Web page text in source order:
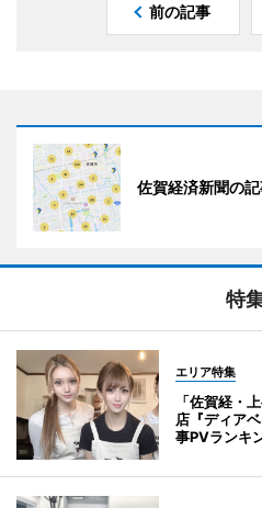
前の記事
佐賀経済新聞の
特
エリア特集
「佐賀経・
店『ディア
事PVランキ